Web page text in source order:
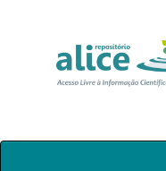
Skip